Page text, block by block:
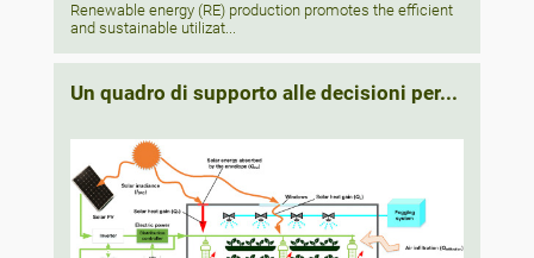
Renewable energy (RE) production promotes the efficient
and sustainable utilizat...
Un quadro di supporto alle decisioni per...